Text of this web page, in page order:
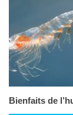
Bienfaits de